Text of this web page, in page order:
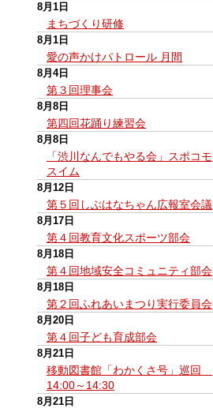
8月1日
まちづくり研修
8月1日
愛の声かけパトロール 月間
8月4日
第３回理事会
8月8日
第四回花踊り練習会
8月8日
「渋川なんでもやる会」スポコモ
スイム
8月12日
第５回しぶはなちゃん広報室会議
8月17日
第４回教育文化スポーツ部会
8月18日
第４回地域安全コミュニティ部会
8月18日
第２回ふれあいまつり実行委員会
8月20日
第４回子ども育成部会
8月21日
移動図書館「わかくさ号」巡回
14:00～14:30
8月21日